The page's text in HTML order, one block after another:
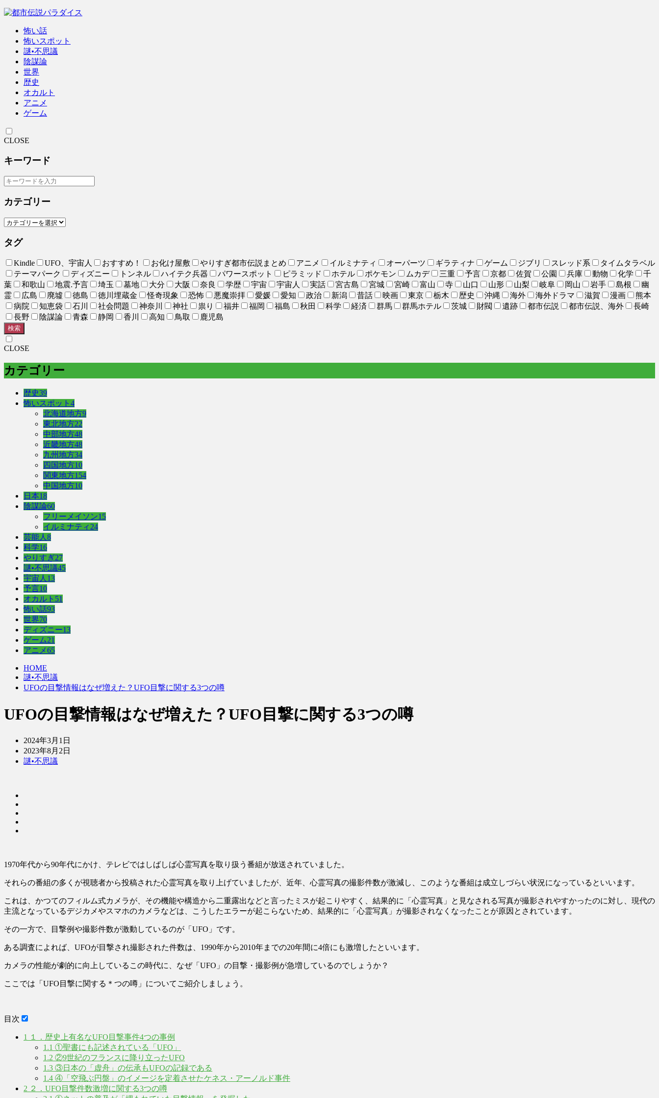
怖い話
怖いスポット
謎•不思議
陰謀論
世界
歴史
オカルト
アニメ
ゲーム
CLOSE
キーワード
カテゴリー
タグ
Kindle UFO、宇宙人 おすすめ！ お化け屋敷 やりすぎ都市伝説まとめ アニメ イルミナティ オーパーツ ギラティナ ゲーム ジブリ スレッド系
タイムタラベル
テーマパーク
ディズニー トンネル ハイテク兵器 パワースポット ピラミッド ホテル ポケモン ムカデ 三重 予言 京都 佐賀 公園 兵庫 動物 化学
千
葉
和歌山 地震.予言 埼玉 墓地 大分 大阪 奈良 学歴 宇宙 宇宙人 実話 宮古島 宮城 宮崎 富山 寺 山口 山形 山梨 岐阜 岡山 岩手 島根
幽
霊
広島 廃墟 徳島 徳川埋蔵金 怪奇現象 恐怖 悪魔崇拝 愛媛 愛知 政治 新潟 昔話 映画 東京 栃木 歴史 沖縄 海外 海外ドラマ 滋賀 漫画
熊本
病院
知恵袋 石川 社会問題 神奈川 神社 祟り 福井 福岡 福島 秋田 科学 経済 群馬 群馬ホテル 茨城 財閥 遺跡 都市伝説 都市伝説、海外
長崎
長野
陰謀論 青森 静岡 香川 高知 鳥取 鹿児島
検索
CLOSE
カテゴリー
歴史39
怖いスポット 4
北海道地方9
東北地方22
中部地方48
近畿地方48
九州地方34
四国地方10
関東地方154
中国地方10
日本18
陰謀論60
フリーメイソン15
イルミナティ 24
芸能人 8
科学16
やりすぎ27
謎•不思議45
宇宙人 13
予言10
オカルト 51
怖い話93
世界70
ディズニー13
ゲーム21
アニメ65
HOME
謎•不思議
UFOの目撃情報はなぜ増えた？UFO目撃に関する3つの噂
UFOの目撃情報はなぜ増えた？UFO目撃に関する3つの噂
2024年3月1日
2023年8月2日
謎•不思議
1970年代から90年代にかけ、テレビではしばしば心霊写真を取り扱う番組が放送されていました。
それらの番組の多くが視聴者から投稿された心霊写真を取り上げていましたが、近年、心霊写真の撮影件数が激減し、このような番組は成立しづらい状況になっているといいます。
これは、かつてのフィルム式カメラが、その機能や構造から二重露出などと言ったミスが起こりやすく、結果的に「心霊写真」と見なされる写真が撮影されやすかったのに対し、現代の
主流となっているデジカメやスマホのカメラなどは、こうしたエラーが起こらないため、結果的に「心霊写真」が撮影されなくなったことが原因とされています。
その一方で、目撃例や撮影件数が激動しているのが「UFO」です。
ある調査によれば、UFOが目撃され撮影された件数は、1990年から2010年までの20年間に4倍にも激増したといいます。
カメラの性能が劇的に向上しているこの時代に、なぜ「UFO」の目撃・撮影例が急増しているのでしょうか？
ここでは「UFO目撃に関する＊つの噂」についてご紹介しましょう。
目次
1
１．歴史上有名なUFO目撃事件4つの事例
1.1 ①聖書にも記述されている「UFO」
1.2 ②9世紀のフランスに降り立ったUFO
1.3 ③日本の「虚舟」の伝承もUFOの記録である
1.4 ④「空飛ぶ円盤」のイメージを定着させたケネス・アーノルド事件
2 ２．UFO目撃件数激増に関する3つの噂